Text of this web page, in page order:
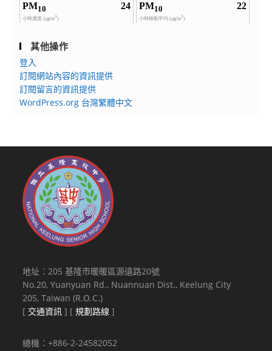
其他操作
登入
訂閱網站內容的資訊提供
訂閱留言的資訊提供
WordPress.org 台灣繁體中文
地址：205 基隆市暖暖區源遠路20號
No.20, Yuanyuan Rd., Nuannuan Dist., Keelung City
205, Taiwan (R.O.C.)
[ 交通資訊 ] [規劃路線 ]
總機：+886-2-24582052